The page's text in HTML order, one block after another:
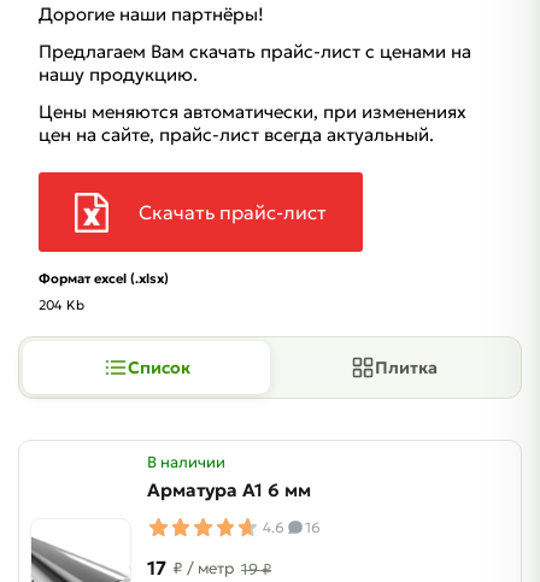
Дорогие наши партнёры!
Предлагаем Вам скачать прайс-лист с ценами на
нашу продукцию.
Цены меняются автоматически, при изменениях
цен на сайте, прайс-лист всегда актуальный.
Скачать прайс-лист
Формат excel (.xlsx)
204 Kb
Список Плитка
В наличии
Арматура А1 6 мм
4.6 16
17 ₽ / метр 19 ₽